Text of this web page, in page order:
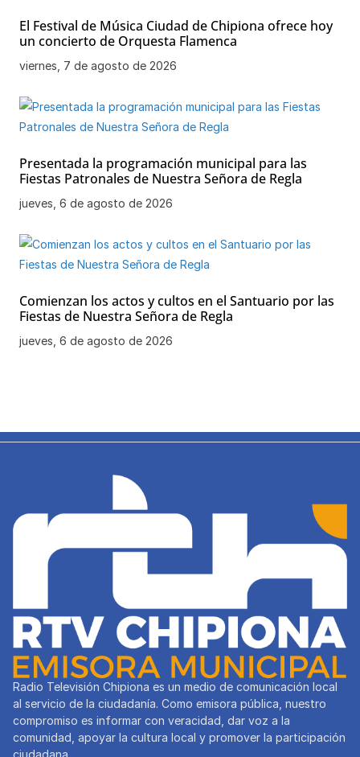
El Festival de Música Ciudad de Chipiona ofrece hoy
un concierto de Orquesta Flamenca
viernes, 7 de agosto de 2026
Presentada la programación municipal para las
Fiestas Patronales de Nuestra Señora de Regla
jueves, 6 de agosto de 2026
Comienzan los actos y cultos en el Santuario por las
Fiestas de Nuestra Señora de Regla
jueves, 6 de agosto de 2026
Radio Televisión Chipiona es un medio de comunicación local
al servicio de la ciudadanía. Como emisora pública, nuestro
compromiso es informar con veracidad, dar voz a la
comunidad, apoyar la cultura local y promover la participación
ciudadana.